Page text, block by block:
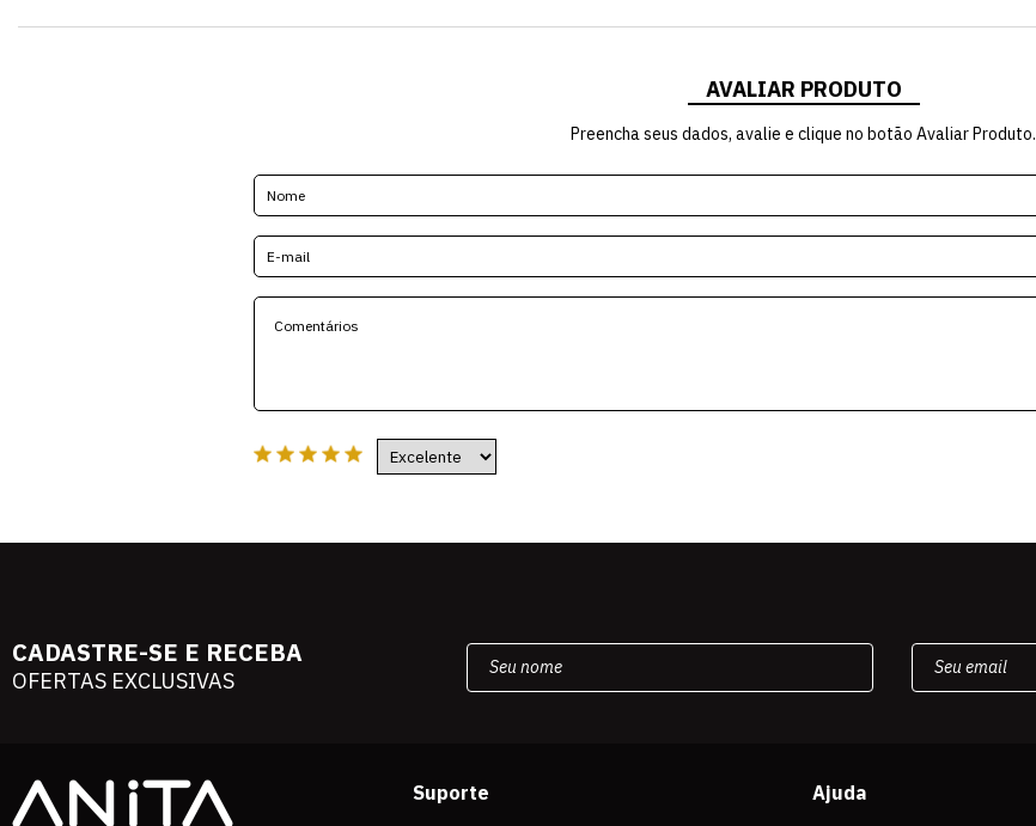
AVALIAR PRODUTO
Preencha seus dados, avalie e clique no botão Avaliar Produto.
CADASTRE-SE E RECEBA
OFERTAS EXCLUSIVAS
Suporte
Ajuda